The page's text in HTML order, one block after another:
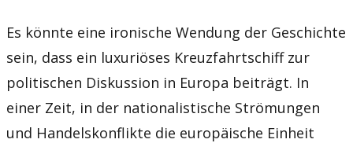
Es könnte eine ironische Wendung der Geschichte
sein, dass ein luxuriöses Kreuzfahrtschiff zur
politischen Diskussion in Europa beiträgt. In
einer Zeit, in der nationalistische Strömungen
und Handelskonflikte die europäische Einheit